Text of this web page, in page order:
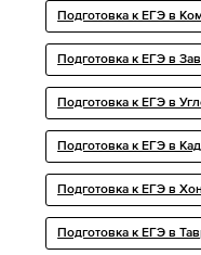
Подготовка к ЕГЭ в
Подготовка к ЕГЭ в
Подготовка к ЕГЭ в
Подготовка к ЕГЭ в
Подготовка к ЕГЭ в
Подготовка к ЕГЭ в